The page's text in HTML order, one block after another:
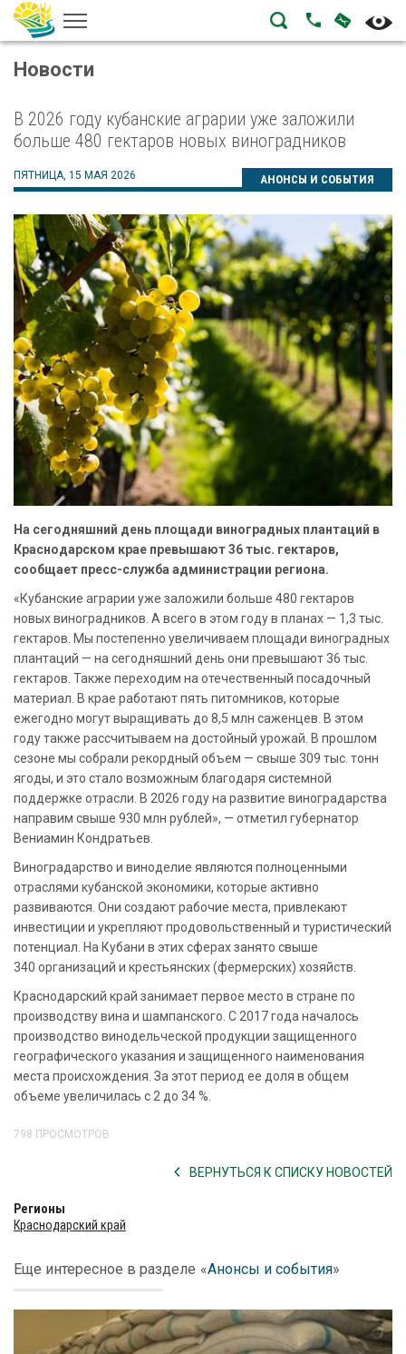
ПОЗВОНИТЬ
Новости
В 2026 году кубанские аграрии уже заложили
больше 480 гектаров новых виноградников
АНОНСЫ И СОБЫТИЯ
ПЯТНИЦА, 15 МАЯ 2026
На сегодняшний день площади виноградных плантаций в
Краснодарском крае превышают 36 тыс. гектаров,
сообщает пресс-служба администрации региона.
«Кубанские аграрии уже заложили больше 480 гектаров
новых виноградников. А всего в этом году в планах — 1,3 тыс.
гектаров. Мы постепенно увеличиваем площади виноградных
плантаций — на сегодняшний день они превышают 36 тыс.
гектаров. Также переходим на отечественный посадочный
материал. В крае работают пять питомников, которые
ежегодно могут выращивать до 8,5 млн саженцев. В этом
году также рассчитываем на достойный урожай. В прошлом
сезоне мы собрали рекордный объем — свыше 309 тыс. тонн
ягоды, и это стало возможным благодаря системной
поддержке отрасли. В 2026 году на развитие виноградарства
направим свыше 930 млн рублей», — отметил губернатор
Вениамин Кондратьев.
Виноградарство и виноделие являются полноценными
отраслями кубанской экономики, которые активно
развиваются. Они создают рабочие места, привлекают
инвестиции и укрепляют продовольственный и туристический
потенциал. На Кубани в этих сферах занято свыше
340 организаций и крестьянских (фермерских) хозяйств.
Краснодарский край занимает первое место в стране по
производству вина и шампанского. С 2017 года началось
производство винодельческой продукции защищенного
географического указания и защищенного наименования
места происхождения. За этот период ее доля в общем
объеме увеличилась с 2 до 34 %.
798 ПРОСМОТРОВ
ВЕРНУТЬСЯ К СПИСКУ НОВОСТЕЙ
Регионы
Краснодарский край
Еще интересное в разделе «Анонсы и события»